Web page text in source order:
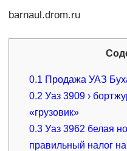
barnaul.drom.ru
0.1 Продажа УАЗ
0.2 Уаз 3909 ›
«грузовик»
0.3 Уаз 3962 белая
правильный налог